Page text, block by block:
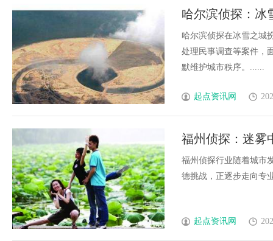
哈尔滨侦探：冰
哈尔滨侦探在冰雪之城
处理民事调查等案件，
默维护城市秩序。......
起点资讯网
福州侦探：迷雾
福州侦探行业随着城市
德挑战，正逐步走向专
起点资讯网